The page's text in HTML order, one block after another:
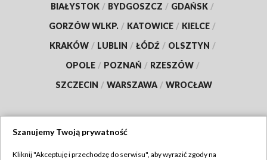
BIAŁYSTOK / BYDGOSZCZ / GDAŃSK /
GORZÓW WLKP. / KATOWICE / KIELCE /
KRAKÓW / LUBLIN / ŁÓDŹ / OLSZTYN /
OPOLE / POZNAŃ / RZESZÓW /
SZCZECIN / WARSZAWA / WROCŁAW
Szanujemy Twoją prywatność
Kliknij "Akceptuję i przechodzę do serwisu", aby wyrazić zgody na